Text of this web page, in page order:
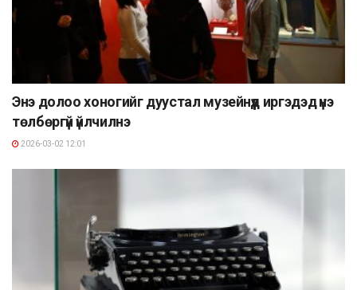
Энэ долоо хоногийг дуустал музейнүүд иргэдэд үнэ
төлбөргүй үйлчилнэ
2026-03-02 12:01